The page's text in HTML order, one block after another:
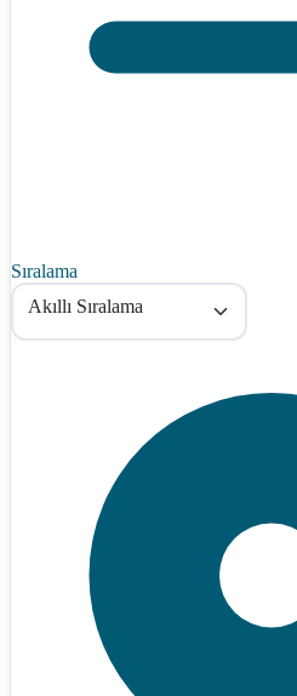
Sıralama
Akıllı Sıralama